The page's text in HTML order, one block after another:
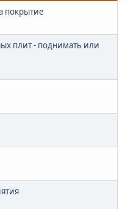
покрытие
плит - поднимать или